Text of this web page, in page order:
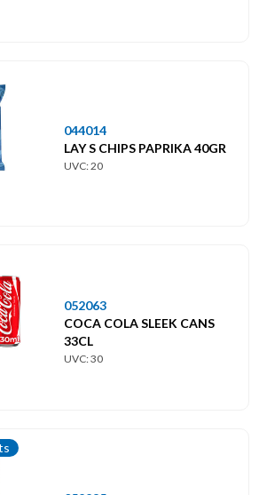
044014
LAY S CHIPS PAPRIKA 40GR
UVC: 20
052063
COCA COLA SLEEK CANS
33CL
UVC: 30